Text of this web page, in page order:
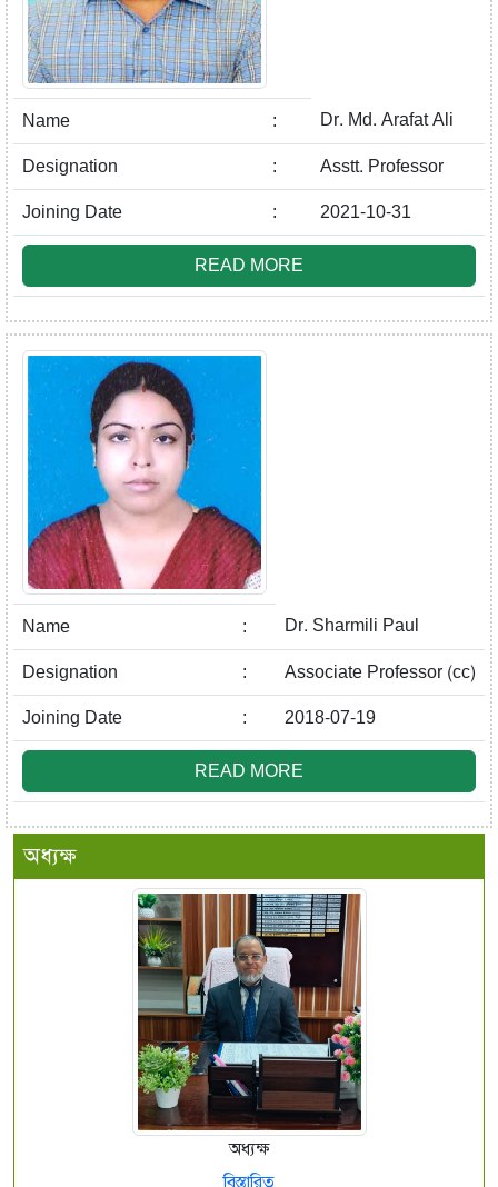
Name : Dr. Md. Arafat Ali
Designation : Asstt. Professor
Joining Date : 2021-10-31
READ MORE
Name : Dr. Sharmili Paul
Designation : Associate Professor (cc)
Joining Date : 2018-07-19
READ MORE
অধ্যক্ষ
অধ্যক্ষ